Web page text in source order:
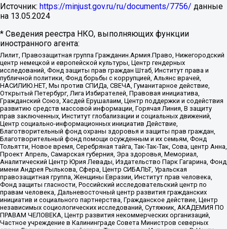
Источник: https://minjust.gov.ru/ru/documents/7756/ данные
на 13.05.2024
* Сведения реестра НКО, выполняющих функции
иностранного агента:
Лилит, Правозащитная группа Гражданин.Армия.Право, Нижегородский
центр немецкой и европейской культуры, Центр гендерных
исследований, Фонд защиты прав граждан Штаб, Институт права и
публичной политики, Фонд борьбы с коррупцией, Альянс врачей,
НАСИЛИЮ.НЕТ, Мы против СПИДа, СВЕЧА, Гуманитарное действие,
Открытый Петербург, Лига Избирателей, Правовая инициатива,
Гражданский Союз, Хасдей Ерушалаим, Центр поддержки и содействия
развитию средств массовой информации, Горячая Линия, В защиту
прав заключенных, Институт глобализации и социальных движений,
Центр социально-информационных инициатив Действие,
Благотворительный фонд охраны здоровья и защиты прав граждан,
Благотворительный фонд помощи осужденным и их семьям, Фонд
Тольятти, Новое время, Серебряная тайга, Так-Так-Так, Сова, центр Анна,
Проект Апрель, Самарская губерния, Эра здоровья, Мемориал,
Аналитический Центр Юрия Левады, Издательство Парк Гагарина, Фонд
имени Андрея Рылькова, Сфера, Центр СИБАЛЬТ, Уральская
правозащитная группа, Женщины Евразии, Институт прав человека,
Фонд защиты гласности, Российский исследовательский центр по
правам человека, Дальневосточный центр развития гражданских
инициатив и социального партнерства, Гражданское действие, Центр
независимых социологических исследований, Сутяжник, АКАДЕМИЯ ПО
ПРАВАМ ЧЕЛОВЕКА, Центр развития некоммерческих организаций,
Частное учреждение в Калининграде Совета Министров северных